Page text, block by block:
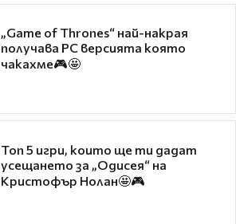
„Game of Thrones“ най-накрая
получава PC версията която
чакахме🎮🤩
Топ 5 игри, които ще ти дадат
усещането за „Одисея“ на
Кристофър Нолан🤩🎮